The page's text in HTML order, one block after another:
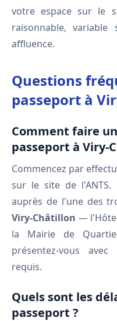
votre espace sur le
raisonnable,
affluence.
Questions
passeport à
Comment faire
passeport à Viry-
Commencez par
sur le site de l'ANTS.
auprès de l'une des
Viry-Châtillon —
la Mairie de
présentez-vous
requis.
Quels sont les
passeport ?